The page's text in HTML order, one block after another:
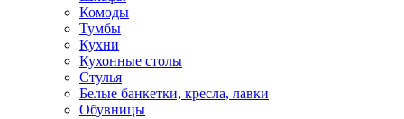
Комоды
Тумбы
Кухни
Кухонные столы
Стулья
Белые банкетки, кресла, лавки
Обувницы